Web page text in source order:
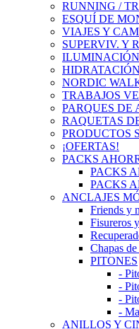
RUNNING /
ESQUÍ DE
VIAJES Y
SUPERVIV. Y
ILUMINACIÓN
HIDRATACIÓN
NORDIC
TRABAJOS
PARQUES DE
RAQUETAS
PRODUCTOS
¡OFERTAS!
PACKS
PACKS
PACKS
ANCLAJES
Friends y
Fisureros
Chapas
PITONES
-
-
-
-
ANILLOS Y